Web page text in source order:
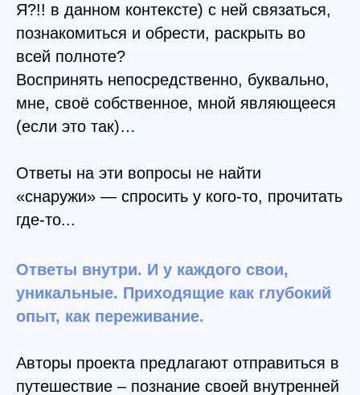
Я?!! в данном контексте) с ней связаться,
познакомиться и обрести, раскрыть во
всей полноте?
Воспринять непосредственно, буквально,
мне, своё собственное, мной являющееся
(если это так)…
Ответы на эти вопросы не найти
«снаружи» — спросить у кого-то, прочитать
где-то...
Ответы внутри. И у каждого свои,
уникальные. Приходящие как глубокий
опыт, как переживание.
Авторы проекта предлагают отправиться в
путешествие – познание своей внутренней